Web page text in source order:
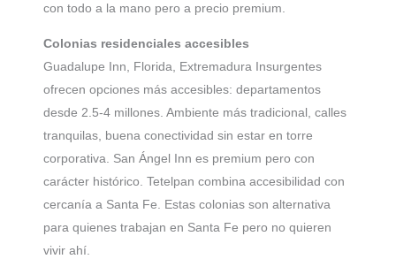
con todo a la mano pero a precio premium.
Colonias residenciales accesibles
Guadalupe Inn, Florida, Extremadura Insurgentes
ofrecen opciones más accesibles: departamentos
desde 2.5-4 millones. Ambiente más tradicional, calles
tranquilas, buena conectividad sin estar en torre
corporativa. San Ángel Inn es premium pero con
carácter histórico. Tetelpan combina accesibilidad con
cercanía a Santa Fe. Estas colonias son alternativa
para quienes trabajan en Santa Fe pero no quieren
vivir ahí.